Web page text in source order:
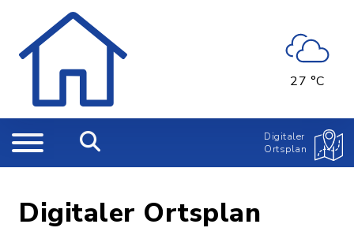
27 °C
Digitaler
Ortsplan
Digitaler Ortsplan